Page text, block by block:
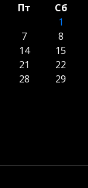
Пт
Сб
1
7
8
14
15
21
22
28
29